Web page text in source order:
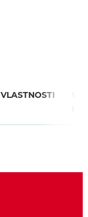
VLASTNOSTI